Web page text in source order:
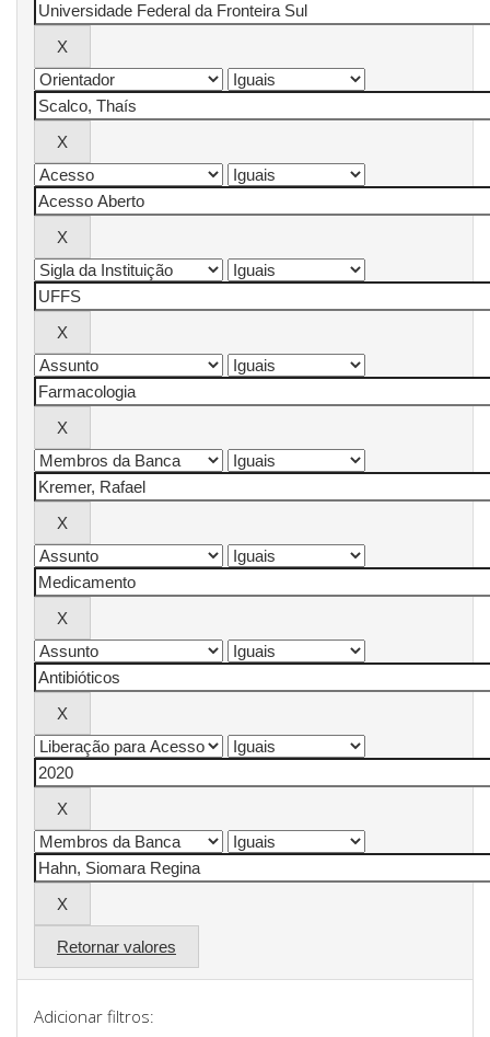
Retornar valores
Adicionar filtros: